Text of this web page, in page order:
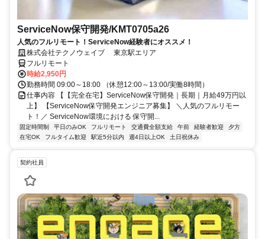
ServiceNow保守開発/KMT0705a26
人気のフルリモート！ServiceNow経験者にオススメ！
株式会社テクノウェイブ 東京駅エリア
フルリモート
時給2,950円
勤務時間 09:00～18:00 （休憩12:00～13:00/実働8時間）
仕事内容 【【完全在宅】ServiceNow保守開発｜長期｜月給49万円以
上】 【ServiceNow保守開発エンジニア募集】 ＼人気のフルリモー
ト！／ ServiceNow環境における 保守開...
固定時間制 平日のみOK フルリモート 交通費全額支給 午前 経験者歓迎
夕方
在宅OK
フルタイム歓迎 駅近5分以内 週4日以上OK 土日祝休み
契約社員